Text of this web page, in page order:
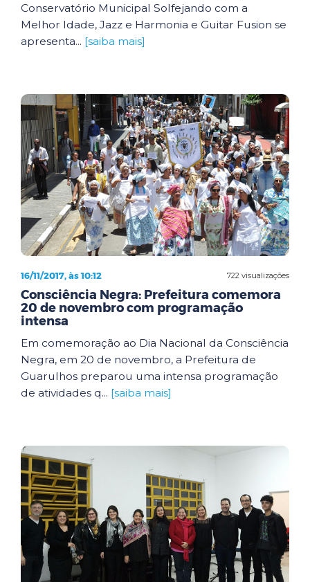
Conservatório Municipal Solfejando com a
Melhor Idade, Jazz e Harmonia e Guitar Fusion se
apresenta... [saiba mais]
722 visualizações
16/11/2017, às 10:12
Consciência Negra: Prefeitura comemora
20 de novembro com programação
intensa
Em comemoração ao Dia Nacional da Consciência
Negra, em 20 de novembro, a Prefeitura de
Guarulhos preparou uma intensa programação
de atividades q... [saiba mais]